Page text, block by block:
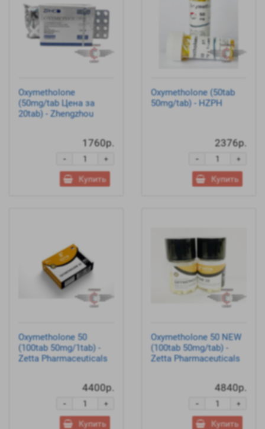
Oxymetholone
(50mg/tab Цена за
20tab) - Zhengzhou
1760р.
+
-
Купить
Oxymetholone (50tab
50mg/tab) - HZPH
2376р.
+
-
Купить
Oxymetholone 50
(100tab 50mg/1tab) -
Zetta Pharmaceuticals
4400р.
+
-
Купить
Oxymetholone 50 NEW
(100tab 50mg/tab) -
Zetta Pharmaceuticals
4840р.
+
-
Купить